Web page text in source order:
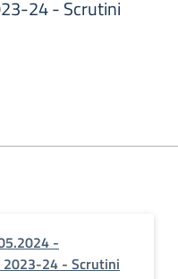
24 - Scrutini
-
24 - Scrutini